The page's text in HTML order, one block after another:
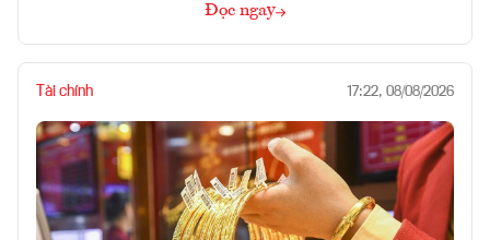
Đọc ngay
Tài chính 17:22, 08/08/2026